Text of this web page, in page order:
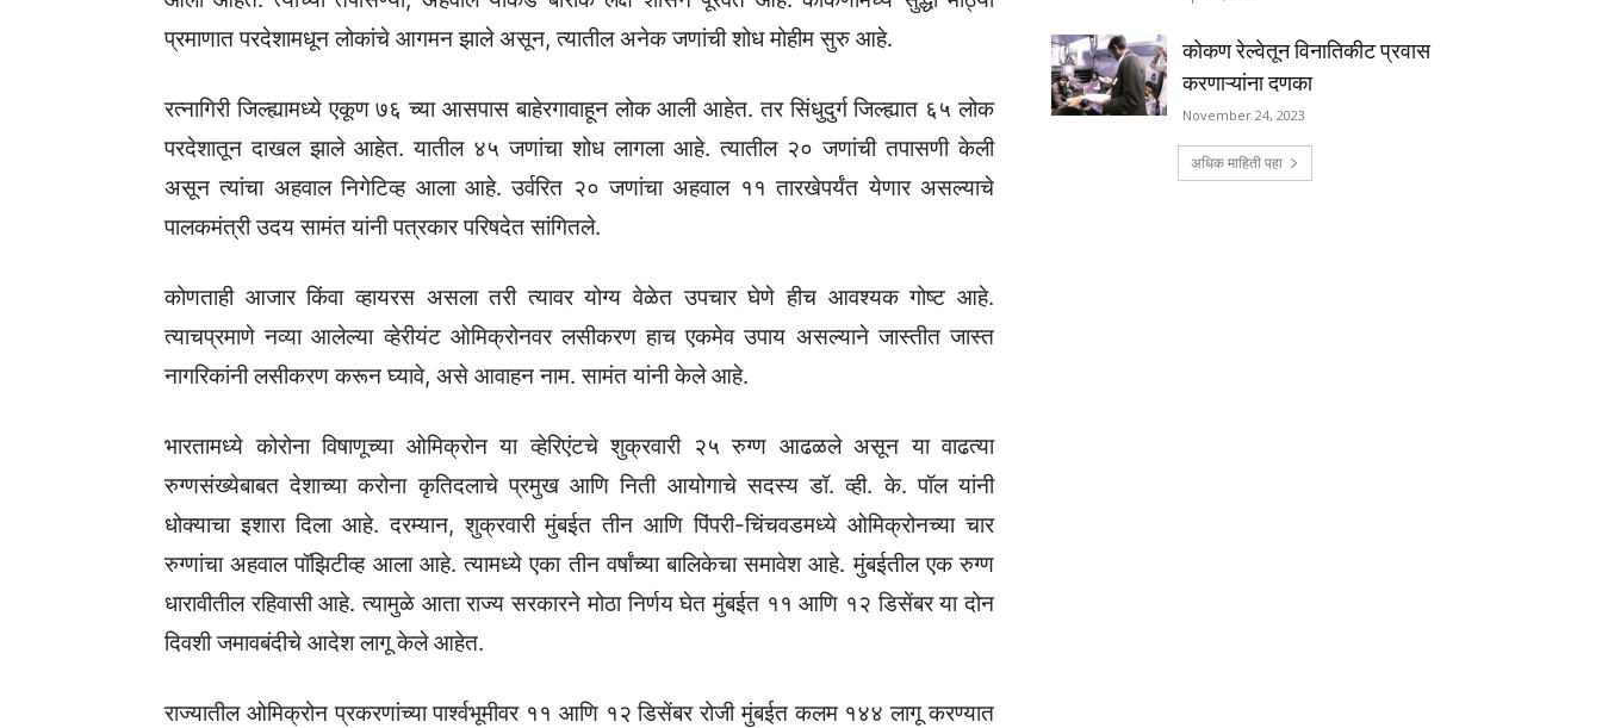
प्रमाणात परदेशामधून लोकांचे आगमन झाले असून, त्यातील अनेक जणांची शोध मोहीम सुरु आहे.
रत्नागिरी जिल्ह्यामध्ये एकूण ७६ च्या आसपास बाहेरगावाहून लोक आली आहेत. तर सिंधुदुर्ग जिल्ह्यात ६५ लोक
परदेशातून दाखल झाले आहेत. यातील ४५ जणांचा शोध लागला आहे. त्यातील २० जणांची तपासणी केली
असून त्यांचा अहवाल निगेटिव्ह आला आहे. उर्वरित २० जणांचा अहवाल ११ तारखेपर्यंत येणार असल्याचे
पालकमंत्री उदय सामंत यांनी पत्रकार परिषदेत सांगितले.
कोणताही आजार किंवा व्हायरस असला तरी त्यावर योग्य वेळेत उपचार घेणे हीच आवश्यक गोष्ट आहे.
त्याचप्रमाणे नव्या आलेल्या व्हेरीयंट ओमिक्रोनवर लसीकरण हाच एकमेव उपाय असल्याने जास्तीत जास्त
नागरिकांनी लसीकरण करून घ्यावे, असे आवाहन नाम. सामंत यांनी केले आहे.
भारतामध्ये कोरोना विषाणूच्या ओमिक्रोन या व्हेरिएंटचे शुक्रवारी २५ रुग्ण आढळले असून या वाढत्या
रुग्णसंख्येबाबत देशाच्या करोना कृतिदलाचे प्रमुख आणि निती आयोगाचे सदस्य डॉ. व्ही. के. पॉल यांनी
धोक्याचा इशारा दिला आहे. दरम्यान, शुक्रवारी मुंबईत तीन आणि पिंपरी-चिंचवडमध्ये ओमिक्रोनच्या चार
रुग्णांचा अहवाल पॉझिटीव्ह आला आहे. त्यामध्ये एका तीन वर्षांच्या बालिकेचा समावेश आहे. मुंबईतील एक रुग्ण
धारावीतील रहिवासी आहे. त्यामुळे आता राज्य सरकारने मोठा निर्णय घेत मुंबईत ११ आणि १२ डिसेंबर या दोन
दिवशी जमावबंदीचे आदेश लागू केले आहेत.
राज्यातील ओमिक्रोन प्रकरणांच्या पार्श्वभूमीवर ११ आणि १२ डिसेंबर रोजी मुंबईत कलम १४४ लागू करण्यात
कोकण रेल्वेतून विनातिकीट प्रवास
करणाऱ्यांना दणका
November 24, 2023
अधिक माहिती पहा